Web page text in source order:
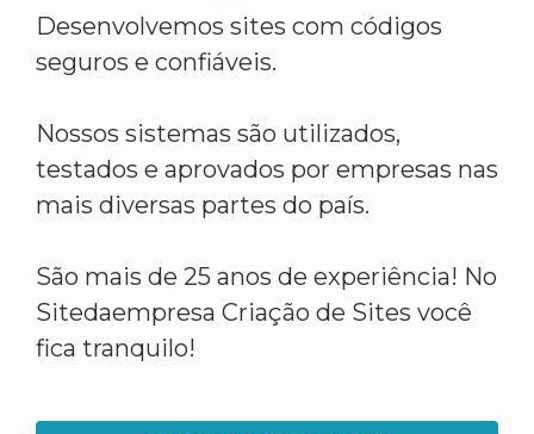
Desenvolvemos sites com códigos
seguros e confiáveis.
Nossos sistemas são utilizados,
testados e aprovados por empresas nas
mais diversas partes do país.
São mais de 25 anos de experiência! No
Sitedaempresa Criação de Sites você
fica tranquilo!